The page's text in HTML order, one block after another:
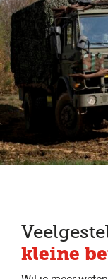
kleine